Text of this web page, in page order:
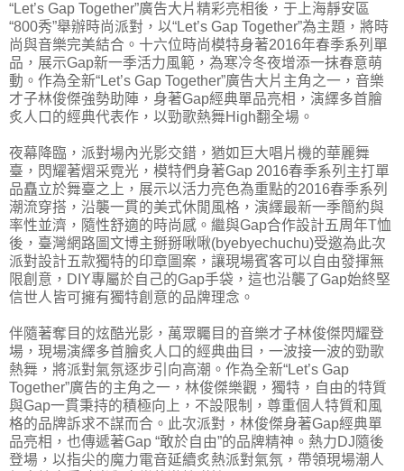
“Let’s Gap Together”廣告大片精彩亮相後，于上海靜安區
“800秀”舉辦時尚派對，以“Let’s Gap Together”為主題，將時
尚與音樂完美結合。十六位時尚模特身著2016年春季系列單
品，展示Gap新一季活力風範，為寒冷冬夜增添一抹春意萌
動。作為全新“Let’s Gap Together”廣告大片主角之一，音樂
才子林俊傑強勢助陣，身著Gap經典單品亮相，演繹多首膾
炙人口的經典代表作，以勁歌熱舞High翻全場。
夜幕降臨，派對場內光影交錯，猶如巨大唱片機的華麗舞
臺，閃耀著熠采霓光，模特們身著Gap 2016春季系列主打單
品矗立於舞臺之上，展示以活力亮色為重點的2016春季系列
潮流穿搭，沿襲一貫的美式休閒風格，演繹最新一季簡約與
率性並濟，隨性舒適的時尚感。繼與Gap合作設計五周年T恤
後，臺灣網路圖文博主掰掰啾啾(byebyechuchu)受邀為此次
派對設計五款獨特的印章圖案，讓現場賓客可以自由發揮無
限創意，DIY專屬於自己的Gap手袋，這也沿襲了Gap始終堅
信世人皆可擁有獨特創意的品牌理念。
伴隨著奪目的炫酷光影，萬眾矚目的音樂才子林俊傑閃耀登
場，現場演繹多首膾炙人口的經典曲目，一波接一波的勁歌
熱舞，將派對氣氛逐步引向高潮。作為全新“Let’s Gap
Together”廣告的主角之一，林俊傑樂觀，獨特，自由的特質
與Gap一貫秉持的積極向上，不設限制，尊重個人特質和風
格的品牌訴求不謀而合。此次派對，林俊傑身著Gap經典單
品亮相，也傳遞著Gap “敢於自由”的品牌精神。熱力DJ隨後
登場，以指尖的魔力電音延續炙熱派對氣氛，帶領現場潮人